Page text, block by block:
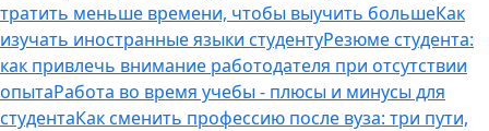
тратить меньше времени, чтобы выучить большеКак
изучать иностранные языки студентуРезюме студента:
как привлечь внимание работодателя при отсутствии
опытаРабота во время учебы - плюсы и минусы для
студентаКак сменить профессию после вуза: три пути,